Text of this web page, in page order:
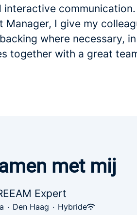
communication.
Manager, I give my
where necessary,
together with a great
met mij
Expert
· Den Haag · Hybride